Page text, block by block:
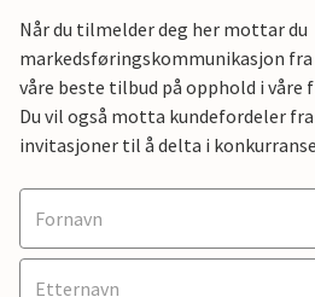
Når du tilmelder deg her mottar du
markedsføringskommunikasjon fra
våre beste tilbud på opphold i
Du vil også motta kundefordeler
invitasjoner til å delta i